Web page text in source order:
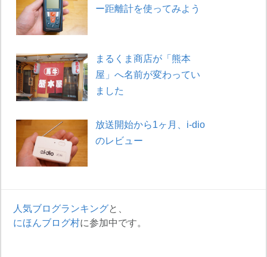
ー距離計を使ってみよう
まるくま商店が「熊本
屋」へ名前が変わってい
ました
放送開始から1ヶ月、i-dio
のレビュー
人気ブログランキングと、
にほんブログ村に参加中です。